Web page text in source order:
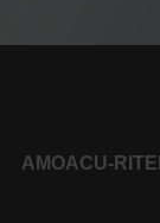
AMOACU-RITE